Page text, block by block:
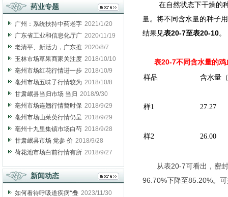
药业专题
广州：系统扶持中药老字 2021/1/20
广东省工业和信息化厅广 2020/11/19
老清平、新活力，广东推 2020/8/7
玉林市场草果商家关注度 2018/10/10
亳州市场红花行情进一步 2018/10/9
亳州市场五味子行情较为 2018/10/8
甘肃岷县当归市场 当归 2018/9/30
亳州市场连翘行情暂时保 2018/9/29
亳州市场山茱萸行情仍呈 2018/9/29
亳州十九里集镇市场白芍 2018/9/28
甘肃岷县市场 党参 价 2018/9/28
荷花池市场白前行情有所 2018/9/27
新闻动态
如何看待呼吸道疾病“叠 2023/11/30
在自然状态下干燥的
量。将不同含水量的种子
结果见表20-7至表20-10。
表20-7不同含水量的
样品 含水量
样1 27.27
样2 26.00
从表20-7可看出，密
96.70%下降至85.20%。